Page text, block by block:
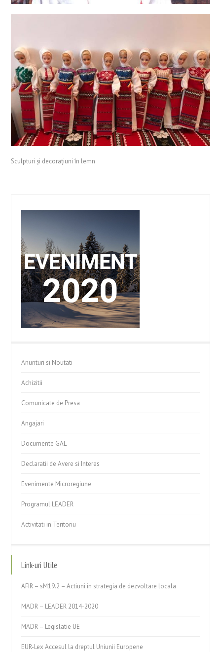
Sculpturi și decorațiuni în lemn
Anunturi si Noutati
Achizitii
Comunicate de Presa
Angajari
Documente GAL
Declaratii de Avere si Interes
Evenimente Microregiune
Programul LEADER
Activitati in Teritoriu
Link-uri Utile
AFIR – sM19.2 – Actiuni in strategia de dezvoltare locala
MADR – LEADER 2014-2020
MADR – Legislatie UE
EUR-Lex Accesul la dreptul Uniunii Europene